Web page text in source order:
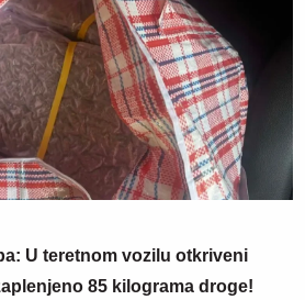
U teretnom vozilu otkriveni
85 kilograma droge!